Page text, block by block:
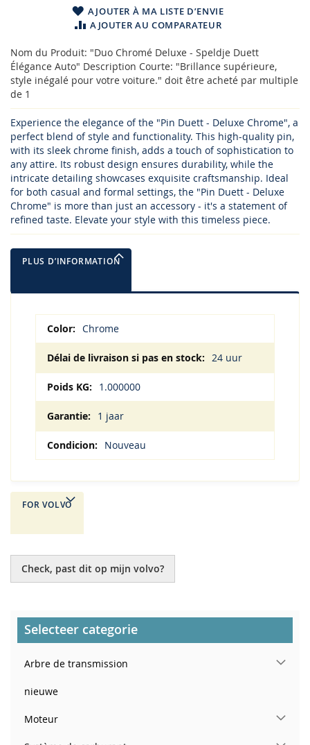
AJOUTER À MA LISTE D’ENVIE
AJOUTER AU COMPARATEUR
Nom du Produit: "Duo Chromé Deluxe - Speldje Duett
Élégance Auto" Description Courte: "Brillance supérieure,
style inégalé pour votre voiture." doit être acheté par multiple
de 1
Experience the elegance of the "Pin Duett - Deluxe Chrome", a
perfect blend of style and functionality. This high-quality pin,
with its sleek chrome finish, adds a touch of sophistication to
any attire. Its robust design ensures durability, while the
intricate detailing showcases exquisite craftsmanship. Ideal
for both casual and formal settings, the "Pin Duett - Deluxe
Chrome" is more than just an accessory - it's a statement of
refined taste. Elevate your style with this timeless piece.
PLUS D’INFORMATION
d’informationChrome
24 uur
1.000000
1 jaar
Nouveau
FOR VOLVO
Check, past dit op mijn volvo?
Selecteer categorie
Arbre de transmission
nieuwe
Moteur